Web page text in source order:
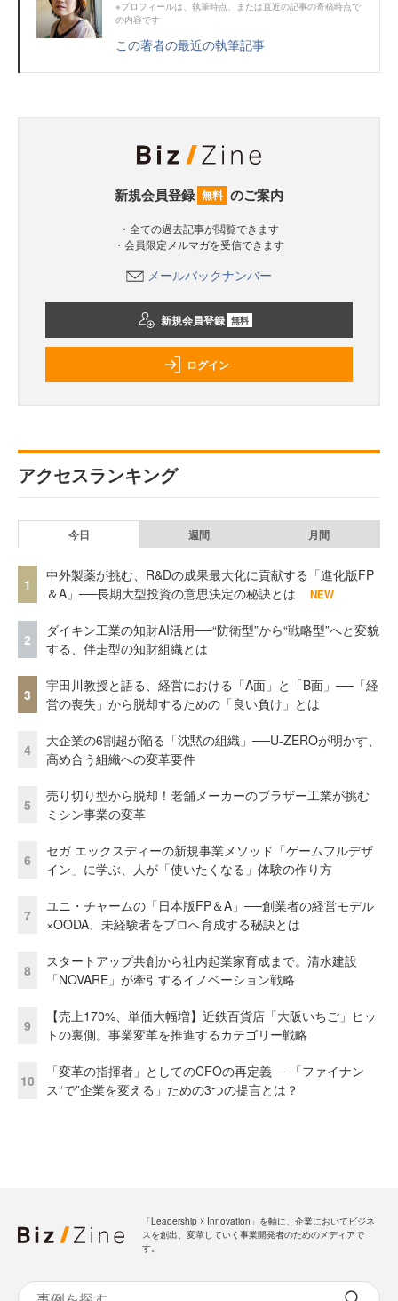
※プロフィールは、執筆時点、または直近の記事の寄稿時点で
の内容です
この著者の最近の執筆記事
新規会員登録 無料 のご案内
・全ての過去記事が閲覧できます
・会員限定メルマガを受信できます
メールバックナンバー
新規会員登録 無料
ログイン
アクセスランキング
今日 週間 月間
1
中外製薬が挑む、R&Dの成果最大化に貢献する「進化版FP
＆A」──長期大型投資の意思決定の秘訣とは
NEW
2
ダイキン工業の知財AI活用──“防衛型”から“戦略型”へと変貌
する、伴走型の知財組織とは
3
宇田川教授と語る、経営における「A面」と「B面」──「経
営の喪失」から脱却するための「良い負け」とは
4
大企業の6割超が陥る「沈黙の組織」──U-ZEROが明かす、
高め合う組織への変革要件
5
売り切り型から脱却！老舗メーカーのブラザー工業が挑む
ミシン事業の変革
6
セガ エックスディーの新規事業メソッド「ゲームフルデザ
イン」に学ぶ、人が「使いたくなる」体験の作り方
7
ユニ・チャームの「日本版FP＆A」──創業者の経営モデル
×OODA、未経験者をプロへ育成する秘訣とは
8
スタートアップ共創から社内起業家育成まで。清水建設
「NOVARE」が牽引するイノベーション戦略
9
【売上170%、単価大幅増】近鉄百貨店「大阪いちご」ヒッ
トの裏側。事業変革を推進するカテゴリー戦略
10
「変革の指揮者」としてのCFOの再定義──「ファイナン
ス“で”企業を変える」ための3つの提言とは？
「Leadership ☓ Innovation」を軸に、企業においてビジネ
スを創出、変革していく事業開発者のためのメディアで
す。